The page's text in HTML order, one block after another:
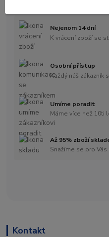
Nejenom 14 dní
K vrácení zboží se
Osobní přístup
Každý náš zákazník
Umíme poradit
Máme více než 10ti
Až 95% zboží
Snažíme se pro
Kontakt